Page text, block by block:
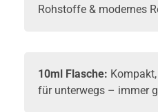
Rohstoffe & modernes
10ml Flasche:
für unterwegs – immer